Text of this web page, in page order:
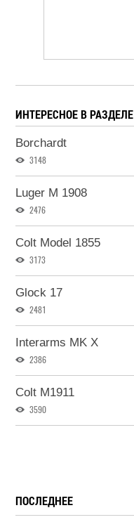
ИНТЕРЕСНОЕ В РАЗДЕЛЕ
Borchardt
3148
Luger M 1908
2476
Colt Model 1855
3173
Glock 17
2481
Interarms MK X
2386
Colt М1911
3590
ПОСЛЕДНЕЕ